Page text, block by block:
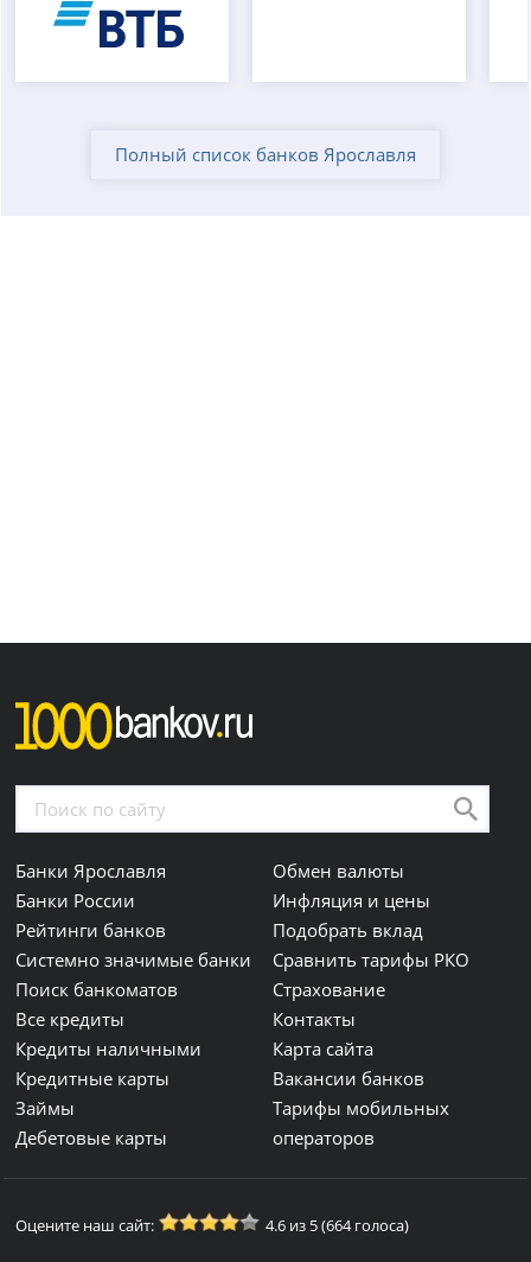
Полный список банков Ярославля
Банки Ярославля
Банки России
Рейтинги банков
Системно значимые банки
Поиск банкоматов
Все кредиты
Кредиты наличными
Кредитные карты
Займы
Дебетовые карты
Обмен валюты
Инфляция и цены
Подобрать вклад
Сравнить тарифы РКО
Страхование
Контакты
Карта сайта
Вакансии банков
Тарифы мобильных
операторов
Оцените наш сайт: 4.6 из 5 (664 голоса)